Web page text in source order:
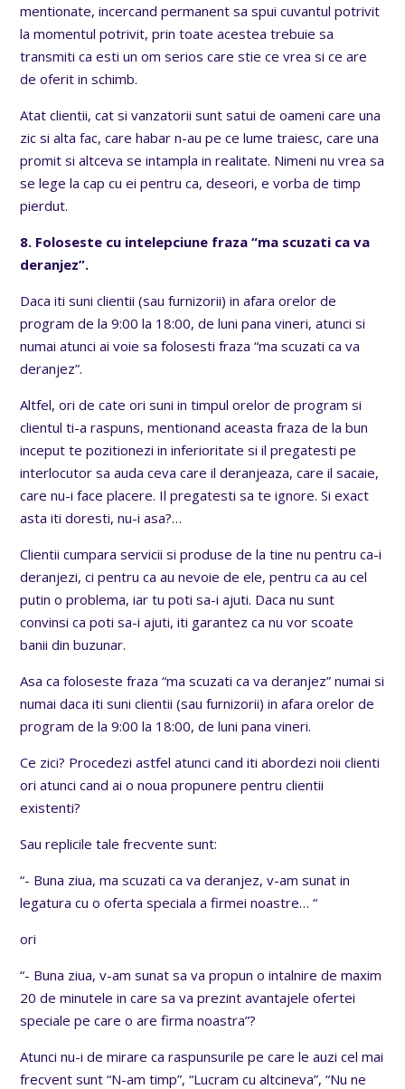
mentionate, incercand permanent sa spui cuvantul potrivit
la momentul potrivit, prin toate acestea trebuie sa
transmiti ca esti un om serios care stie ce vrea si ce are
de oferit in schimb.
Atat clientii, cat si vanzatorii sunt satui de oameni care una
zic si alta fac, care habar n-au pe ce lume traiesc, care una
promit si altceva se intampla in realitate. Nimeni nu vrea sa
se lege la cap cu ei pentru ca, deseori, e vorba de timp
pierdut.
8. Foloseste cu intelepciune fraza “ma scuzati ca va
deranjez”.
Daca iti suni clientii (sau furnizorii) in afara orelor de
program de la 9:00 la 18:00, de luni pana vineri, atunci si
numai atunci ai voie sa folosesti fraza “ma scuzati ca va
deranjez”.
Altfel, ori de cate ori suni in timpul orelor de program si
clientul ti-a raspuns, mentionand aceasta fraza de la bun
inceput te pozitionezi in inferioritate si il pregatesti pe
interlocutor sa auda ceva care il deranjeaza, care il sacaie,
care nu-i face placere. Il pregatesti sa te ignore. Si exact
asta iti doresti, nu-i asa?…
Clientii cumpara servicii si produse de la tine nu pentru ca-i
deranjezi, ci pentru ca au nevoie de ele, pentru ca au cel
putin o problema, iar tu poti sa-i ajuti. Daca nu sunt
convinsi ca poti sa-i ajuti, iti garantez ca nu vor scoate
banii din buzunar.
Asa ca foloseste fraza “ma scuzati ca va deranjez” numai si
numai daca iti suni clientii (sau furnizorii) in afara orelor de
program de la 9:00 la 18:00, de luni pana vineri.
Ce zici? Procedezi astfel atunci cand iti abordezi noii clienti
ori atunci cand ai o noua propunere pentru clientii
existenti?
Sau replicile tale frecvente sunt:
“- Buna ziua, ma scuzati ca va deranjez, v-am sunat in
legatura cu o oferta speciala a firmei noastre… “
ori
“- Buna ziua, v-am sunat sa va propun o intalnire de maxim
20 de minutele in care sa va prezint avantajele ofertei
speciale pe care o are firma noastra”?
Atunci nu-i de mirare ca raspunsurile pe care le auzi cel mai
frecvent sunt “N-am timp”, “Lucram cu altcineva”, “Nu ne